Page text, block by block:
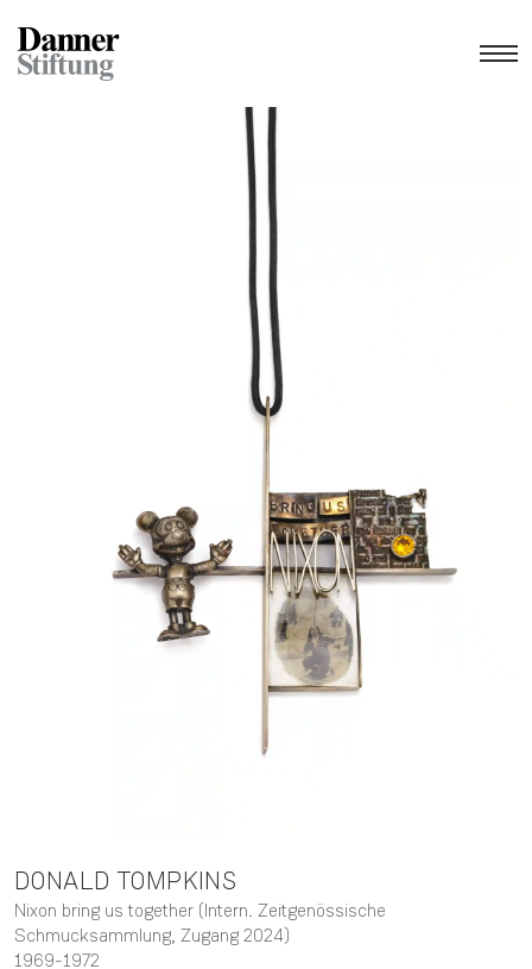
DONALD TOMPKINS
Nixon bring us together (Intern. Zeitgenössische
Schmucksammlung, Zugang 2024)
1969-1972